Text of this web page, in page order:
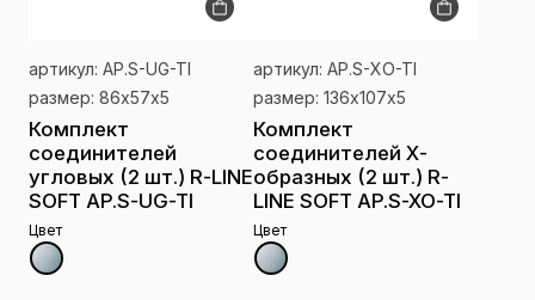
артикул: AP.S-UG-TI
размер: 86х57х5
Комплект
соединителей
угловых (2 шт.) R-LINE
SOFT AP.S-UG-TI
Цвет
артикул: AP.S-XO-TI
размер: 136х107х5
Комплект
соединителей Х-
образных (2 шт.) R-
LINE SOFT AP.S-XO-TI
Цвет